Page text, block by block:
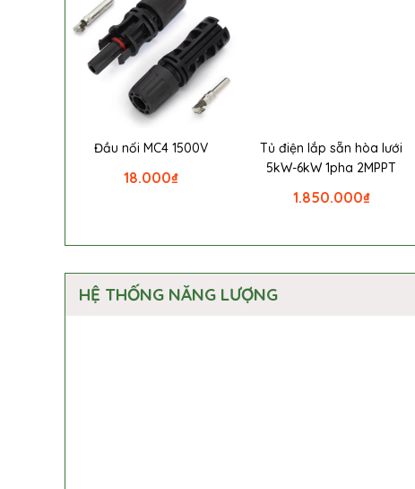
Đầu nối MC4 1500V
₫
18.000
Tủ điện lắp sẵn hòa lưới
5kW-6kW 1pha 2MPPT
₫
1.850.000
HỆ THỐNG NĂNG LƯỢNG